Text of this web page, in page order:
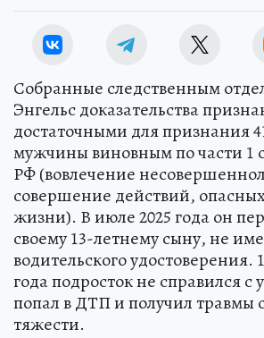
Собранные следственным
Энгельс доказательства
достаточными для признания
мужчины виновным по части 1
РФ (вовлечение
совершение действий,
жизни). В июле 2025 года он
своему 13-летнему сыну, не
водительского удостоверения.
года подросток не справился с
попал в ДТП и получил травмы
тяжести.